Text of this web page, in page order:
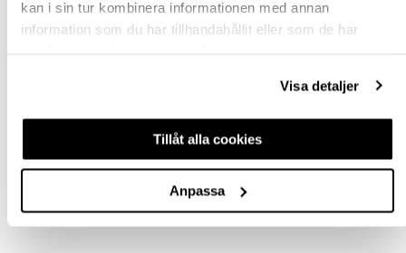
kan i sin tur kombinera informationen med annan
information som du har tillhandahållit eller som de har
Visa detaljer
Tillåt alla cookies
Anpassa
Ledande leverantör i Sverige
FRÅGA OM PRODUKT
RECENSIONER